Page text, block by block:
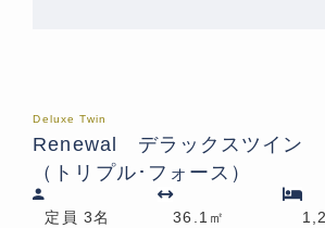
Deluxe Twin
Renewal デラックスツイン
（トリプル･フォース）
定員 3名 36.1㎡